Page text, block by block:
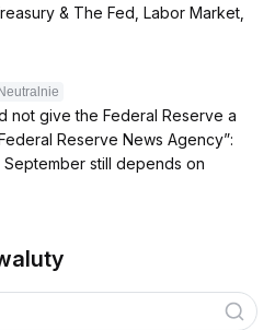
& The Fed, Labor Market,
Neutralnie
not give the Federal Reserve a
Reserve News Agency”:
still depends on